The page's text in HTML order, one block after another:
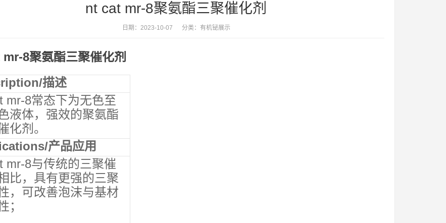
nt cat mr-8聚氨酯三聚催化剂
日期：2023-10-07 分类： 有机铋展示
mr-8聚氨酯三聚催化剂
/描述
mr-8常态下为无色至
液体，强效的聚氨酯
化剂。
/产品应用
mr-8与传统的三聚催
比，具有更强的三聚
，可改善泡沫与基材
；